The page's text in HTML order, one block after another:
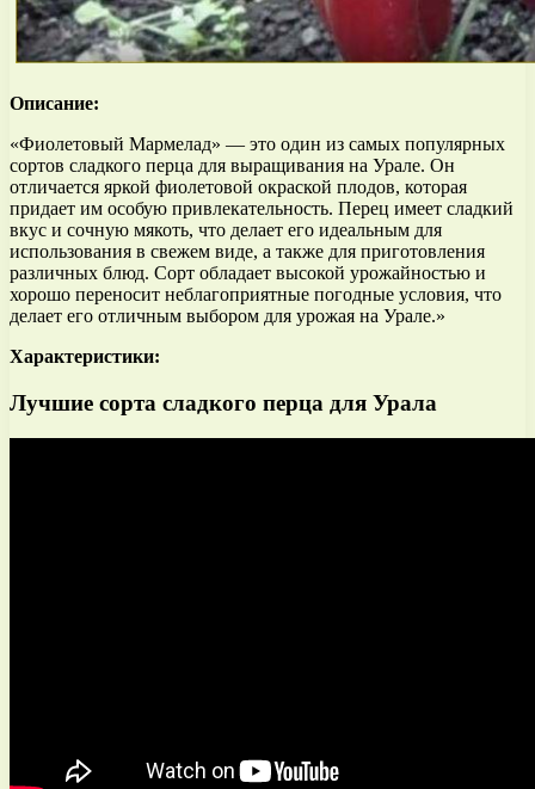
Описание:
«Фиолетовый Мармелад» — это один из самых популярных
сортов сладкого перца для выращивания на Урале. Он
отличается яркой фиолетовой окраской плодов, которая
придает им особую привлекательность. Перец имеет сладкий
вкус и сочную мякоть, что делает его идеальным для
использования в свежем виде, а также для приготовления
различных блюд. Сорт обладает высокой урожайностью и
хорошо переносит неблагоприятные погодные условия, что
делает его отличным выбором для урожая на Урале.»
Характеристики:
Лучшие сорта сладкого перца для Урала